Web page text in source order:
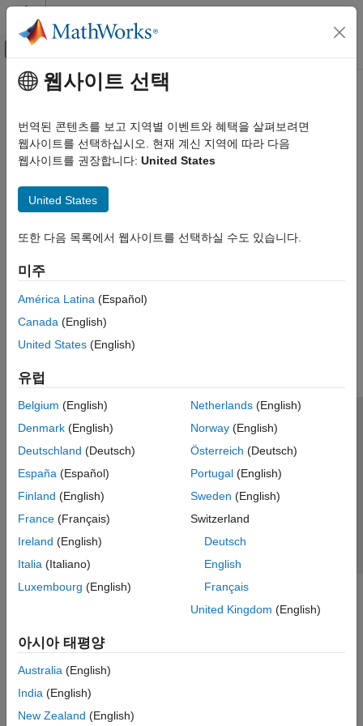
콘텐츠로 바로 가기
오프캔버스 탐색 메뉴 토글
문서 홈
주요 콘텐츠
웹사이트 선택
번역된 콘텐츠를 보고 지역별 이벤트와 혜택을 살펴보려면
웹사이트를 선택하십시오. 현재 계신 지역에 따라 다음
웹사이트를 권장합니다: United States
United States
또한 다음 목록에서 웹사이트를 선택하실 수도 있습니다.
미주
América Latina (Español)
Canada (English)
United States (English)
유럽
Belgium (English)
Denmark (English)
Deutschland (Deutsch)
España (Español)
Finland (English)
France (Français)
Ireland (English)
Italia (Italiano)
Luxembourg (English)
Netherlands(English)
Norway(English)
Österreich (Deutsch)
Portugal(English)
Sweden (English)
Switzerland
Deutsch
English
Français
United Kingdom (English)
아시아 태평양
Australia (English)
India (English)
New Zealand (English)
신뢰 센터 등록 상표 개인정보 취급방침
불법 복제 방지
애플리케이션 상태
© 1994-2026 The MathWorks, Inc.